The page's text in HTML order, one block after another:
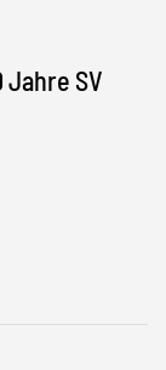
Jahre SV